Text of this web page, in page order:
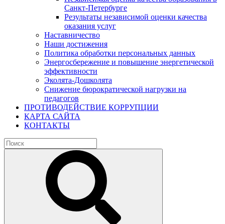
Санкт-Петербурге
Результаты независимой оценки качества
оказания услуг
Наставничество
Наши достижения
Политика обработки персональных данных
Энергосбережение и повышение энергетической
эффективности
Эколята-Дошколята
Снижение бюрократической нагрузки на
педагогов
ПРОТИВОДЕЙСТВИЕ КОРРУПЦИИ
КАРТА САЙТА
КОНТАКТЫ